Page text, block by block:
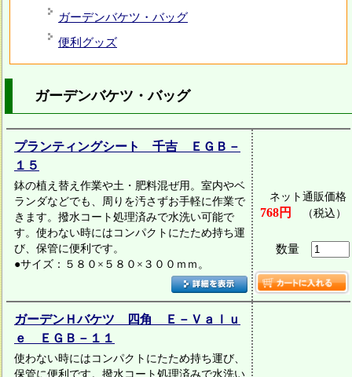
ガーデンバケツ・バッグ
便利グッズ
ガーデンバケツ・バッグ
プランティングシート 千吉 ＥＧＢ－
１５
鉢の植え替え作業や土・肥料混ぜ用。室内やベ
ランダなどでも、周りを汚さずお手軽に作業で
きます。撥水コート処理済みで水洗い可能で
す。使わない時にはコンパクトにたため持ち運
び、保管に便利です。
●サイズ：５８０×５８０×３００ｍｍ。
ネット通販価格
768円 （税込）
数量
ガーデンＨバケツ 四角 Ｅ－Ｖａｌｕ
ｅ ＥＧＢ－１１
使わない時にはコンパクトにたため持ち運び、
保管に便利です。撥水コート処理済みで水洗い